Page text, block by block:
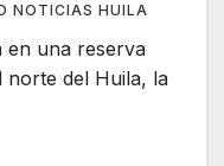
NOTICIAS HUILA
en una reserva
norte del Huila, la